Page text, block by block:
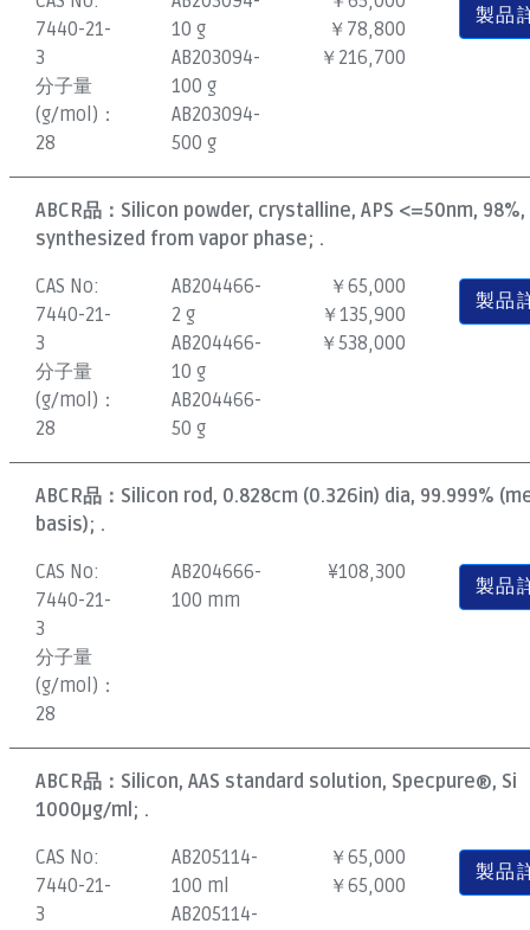
7440-21-
3
分子量
(g/mol)：
28
10 g
AB203094-
100 g
AB203094-
500 g
￥78,800
￥216,700
製品
ABCR品： Silicon powder, crystalline, APS <=50nm,
synthesized from vapor phase; .
CAS No:
7440-21-
3
分子量
(g/mol)：
28
AB204466-
2 g
AB204466-
10 g
AB204466-
50 g
￥65,000
￥135,900
￥538,000
製品
ABCR品： Silicon rod, 0.828cm (0.326in) dia, 99.999%
basis); .
CAS No:
7440-21-
3
分子量
(g/mol)：
28
AB204666-
100 mm
¥108,300
製品
ABCR品： Silicon, AAS standard solution, Specpure®, Si
1000µg/ml; .
CAS No:
7440-21-
3
AB205114-
100 ml
AB205114-
￥65,000
￥65,000
製品